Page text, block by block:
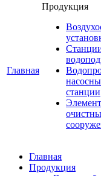
Главная
Продукция
станции
Главная
Продукция